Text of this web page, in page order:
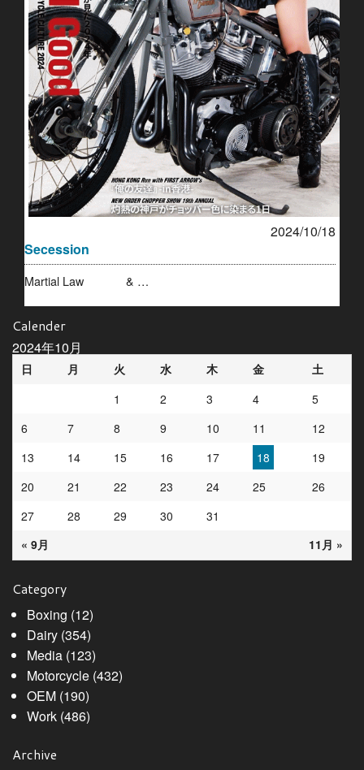
2024/10/18
Secession
Martial Law & …
Calender
2024年10月
日 月 火 水 木 金 土
« 9月 11月 »
1 2 3 4
5
6
7 8 9 10 11
12
13
14 15 16 17 18
19
20
21 22 23 24 25
26
27
28 29 30 31
Category
Boxing (12)
Dairy(354)
Media(123)
Motorcycle(432)
OEM(190)
Work(486)
Archive